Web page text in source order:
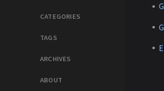
CATEGORIES
TAGS
ARCHIVES
ABOUT